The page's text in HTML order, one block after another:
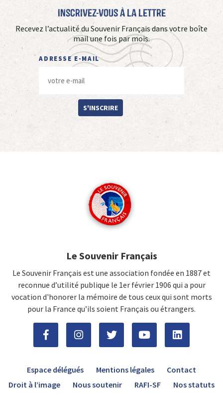
Inscrivez-vous à La Lettre
Recevez l’actualité du Souvenir Français dans votre boîte
mail une fois par mois.
ADRESSE E-MAIL
S'INSCRIRE
Le Souvenir Français
Le Souvenir Français est une association fondée en 1887 et
reconnue d’utilité publique le 1er février 1906 qui a pour
vocation d'honorer la mémoire de tous ceux qui sont morts
pour la France qu’ils soient Français ou étrangers.
Espace délégués Mentions légales
Contact
Droit à l’image
Nous soutenir RAFI-SF Nos statuts